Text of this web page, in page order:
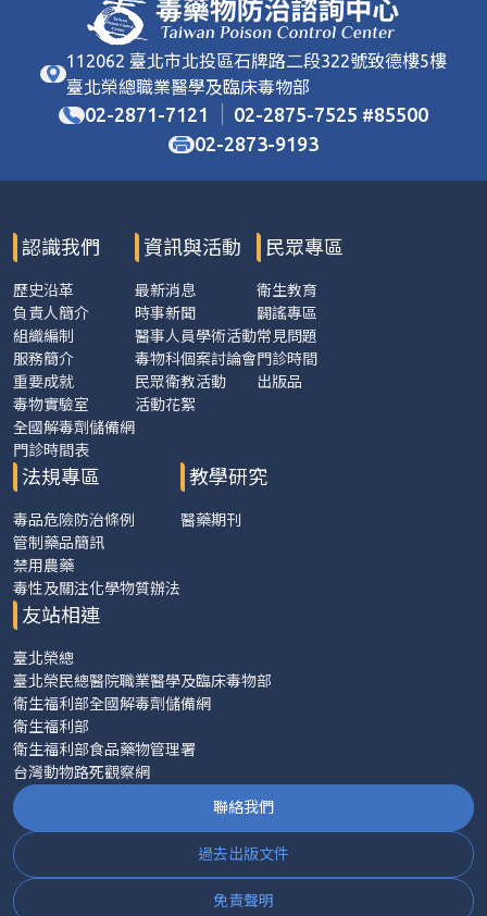
112062 臺北市北投區石牌路二段322號致德樓5樓
臺北榮總職業醫學及臨床毒物部
02-2871-7121 02-2875-7525 #85500
02-2873-9193
認識我們
歷史沿革
負責人簡介
組織編制
服務簡介
重要成就
毒物實驗室
全國解毒劑儲備網
門診時間表
資訊與活動
最新消息
時事新聞
醫事人員學術活動
毒物科個案討論會
民眾衛教活動
活動花絮
民眾專區
衛生教育
闢謠專區
常見問題
門診時間
出版品
法規專區
毒品危險防治條例
管制藥品簡訊
禁用農藥
毒性及關注化學物質辦法
教學研究
醫藥期刊
友站相連
臺北榮總
臺北榮民總醫院職業醫學及臨床毒物部
衛生福利部全國解毒劑儲備網
衛生福利部
衛生福利部食品藥物管理署
台灣動物路死觀察網
聯絡我們
過去出版文件
免責聲明